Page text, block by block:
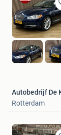
in
Autobedrijf De
Rotterdam